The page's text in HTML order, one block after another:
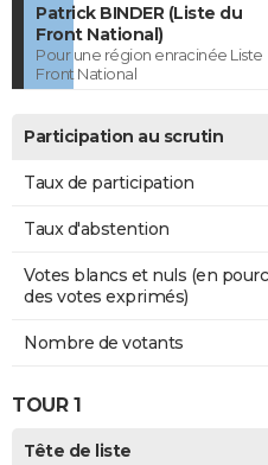
Patrick BINDER (Liste du
Front National)
Pour une région enracinée Liste
Front National
Participation au scrutin
Taux de participation
Taux d'abstention
Votes blancs et nuls (en
des votes exprimés)
Nombre de votants
TOUR 1
Tête de liste